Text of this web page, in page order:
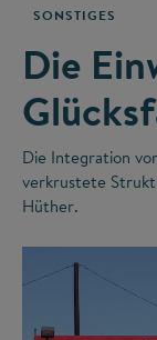
SONSTIGES
Die
Die Integration
verkrustete
Hüther.